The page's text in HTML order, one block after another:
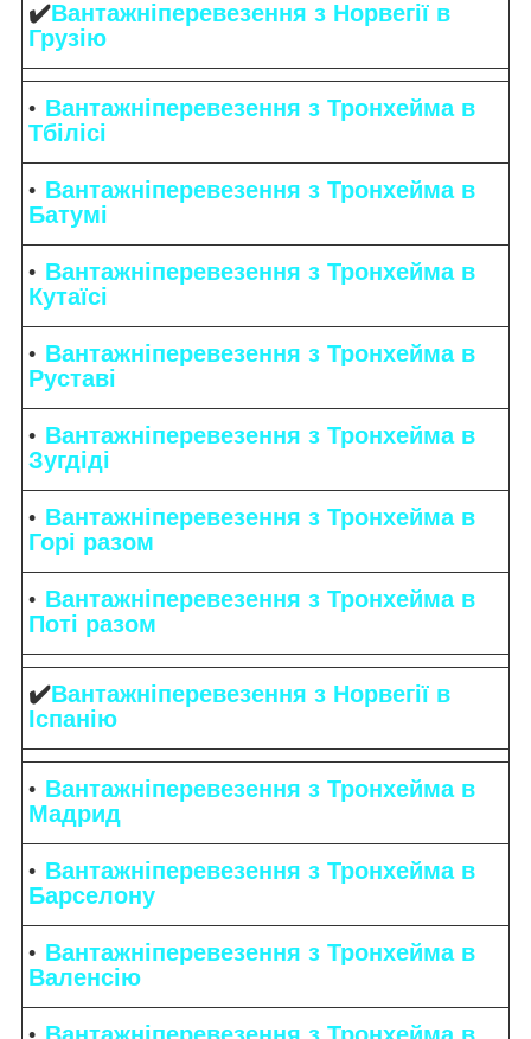
✔️Вантажніперевезення з Норвегії в
Грузію
Вантажніперевезення з Тронхейма в
Тбілісі
Вантажніперевезення з Тронхейма в
Батумі
Вантажніперевезення з Тронхейма в
Кутаїсі
Вантажніперевезення з Тронхейма в
Руставі
Вантажніперевезення з Тронхейма в
Зугдіді
Вантажніперевезення з Тронхейма в
Горі разом
Вантажніперевезення з Тронхейма в
Поті разом
✔️Вантажніперевезення з Норвегії в
Іспанію
Вантажніперевезення з Тронхейма в
Мадрид
Вантажніперевезення з Тронхейма в
Барселону
Вантажніперевезення з Тронхейма в
Валенсію